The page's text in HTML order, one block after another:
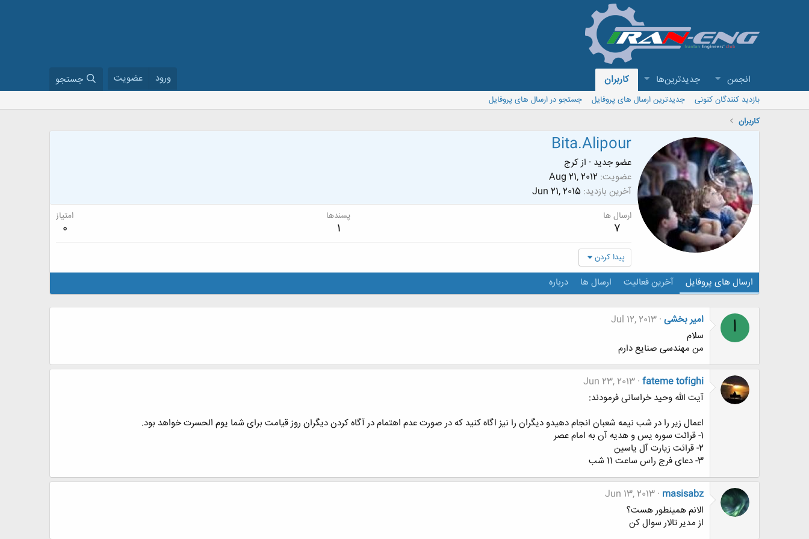
انجمن جدیدترین‌ها کاربران ورود عضویت جستجو
بازدید کنندگان کنونی جدیدترین ارسال های پروفایل
جستجو در ارسال های پروفایل
کاربران
Bita.Alipour
عضو جدید · ازكرج
عضویت Aug 21, 2012
آخرین بازدید Jun 21, 2015
ارسال ها
7
پسندها
1
امتیاز
0
پیدا کردن
ارسال های پروفایل آخرین فعالیت ارسال ها درباره
ا امیر بخشی Jul 12, 2013
سلام
من مهندسی صنایع دارم
fateme tofighi
Jun 23, 2013
آیت الله وحید خراسانی فرمودند:
اعمال زیر را در شب نیمه شعبان انجام دهیدو دیگران را نیز اگاه کنید که در صورت عدم اهتمام در آگاه کردن دیگران روز قیامت برای شما یوم الحسرت خواهد بود.
1- قرائت سوره یس و هدیه آن به امام عصر
2- قرائت زیارت آل یاسین
3- دعای فرج راس ساعت 11 شب
masisabz
Jun 13, 2013
الانم همینطور هست؟
از مدیر تالار سوال کن